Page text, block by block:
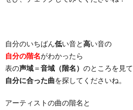
自分のいちばん低い音と高い音の
自分の階名がわかったら
表の声域＝音域（階名） のところを見て
自分に合った曲を探してくださいね。
アーティストの曲の階名と